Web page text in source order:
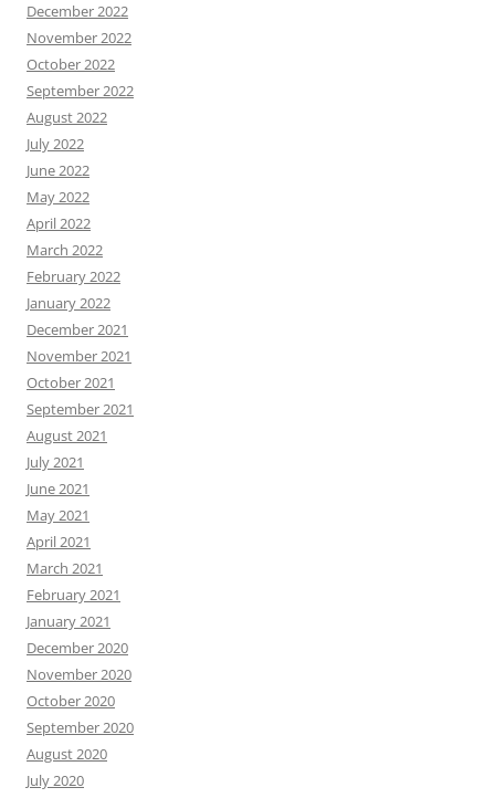
December 2022
November 2022
October 2022
September 2022
August 2022
July 2022
June 2022
May 2022
April 2022
March 2022
February 2022
January 2022
December 2021
November 2021
October 2021
September 2021
August 2021
July 2021
June 2021
May 2021
April 2021
March 2021
February 2021
January 2021
December 2020
November 2020
October 2020
September 2020
August 2020
July 2020